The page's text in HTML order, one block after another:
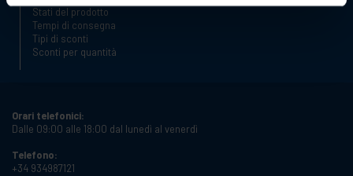
Stati del prodotto
Tempi di consegna
Tipi di sconti
Sconti per quantità
Orari telefonici:
Dalle 09:00 alle 18:00 dal lunedì al venerdì
Telefono:
+34 934987121